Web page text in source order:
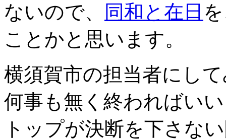
ないので、
同和と在日
ことかと思います。
横須賀市の担当者にし
何事も無く終わればい
トップが決断を下さな